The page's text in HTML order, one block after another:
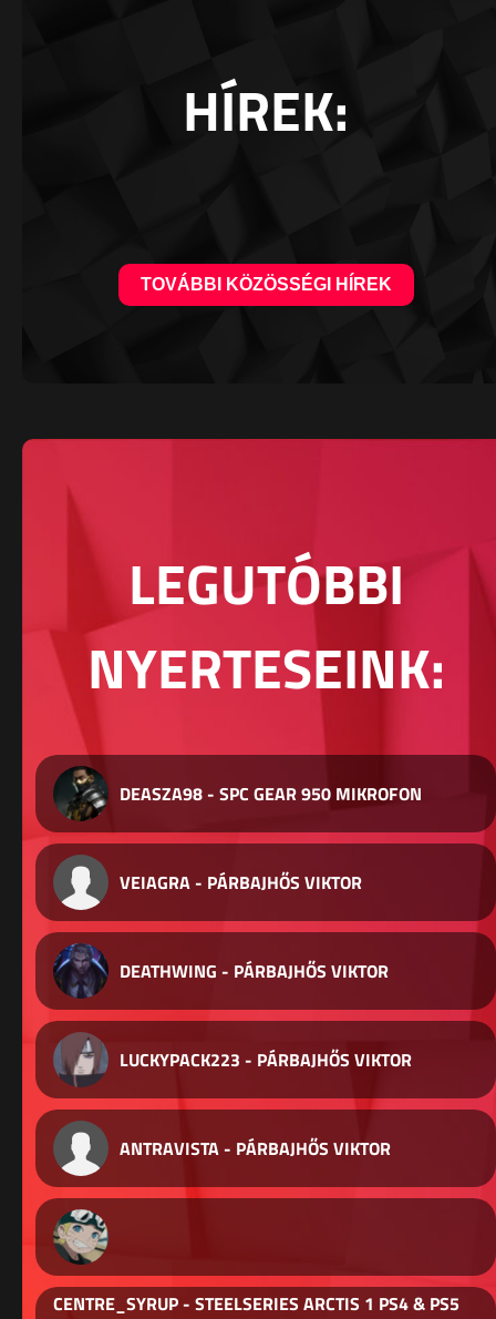
HÍREK:
TOVÁBBI KÖZÖSSÉGI HÍREK
LEGUTÓBBI
NYERTESEINK:
DEASZA98 - SPC GEAR 950 MIKROFON
VEIAGRA - PÁRBAJHŐS VIKTOR
DEATHWING - PÁRBAJHŐS VIKTOR
LUCKYPACK223 - PÁRBAJHŐS VIKTOR
ANTRAVISTA - PÁRBAJHŐS VIKTOR
CENTRE_SYRUP - STEELSERIES ARCTIS 1 PS4 & PS5